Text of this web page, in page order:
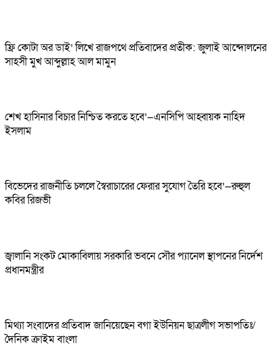
ফ্রি কোটা অর ডাই’ লিখে রাজপথে প্রতিবাদের প্রতীক: জুলাই আন্দোলনের
সাহসী মুখ আব্দুল্লাহ আল মামুন
শেখ হাসিনার বিচার নিশ্চিত করতে হবে’—এনসিপি আহ্বায়ক নাহিদ
ইসলাম
বিভেদের রাজনীতি চললে স্বৈরাচারের ফেরার সুযোগ তৈরি হবে’—রুহুল
কবির রিজভী
জ্বালানি সংকট মোকাবিলায় সরকারি ভবনে সৌর প্যানেল স্থাপনের নির্দেশ
প্রধানমন্ত্রীর
মিথ্যা সংবাদের প্রতিবাদ জানিয়েছেন বগা ইউনিয়ন ছাত্রলীগ সভাপতিঃ/
দৈনিক ক্রাইম বাংলা